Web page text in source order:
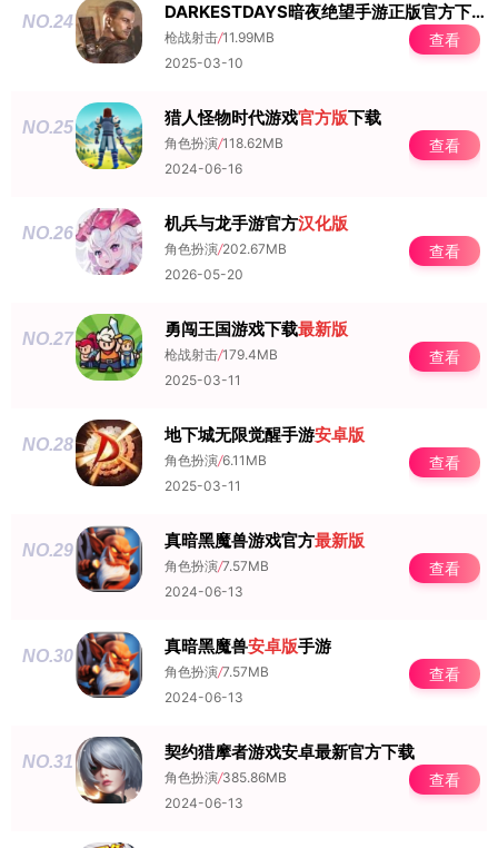
NO.24 DARKESTDAYS暗夜绝望手游正版官方下载
枪战射击/11.99MB
2025-03-10
查看
NO.25 猎人怪物时代游戏官方版下载
角色扮演/118.62MB
2024-06-16
查看
NO.26 机兵与龙手游官方汉化版
角色扮演/202.67MB
2026-05-20
查看
NO.27 勇闯王国游戏下载最新版
枪战射击/179.4MB
2025-03-11
查看
NO.28 地下城无限觉醒手游安卓版
角色扮演/6.11MB
2025-03-11
查看
NO.29 真暗黑魔兽游戏官方最新版
角色扮演/7.57MB
2024-06-13
查看
NO.30 真暗黑魔兽安卓版手游
角色扮演/7.57MB
2024-06-13
查看
NO.31 契约猎摩者游戏安卓最新官方下载
角色扮演/385.86MB
2024-06-13
查看